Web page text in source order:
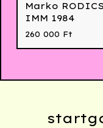
Marko
IMM 1984
260 000 Ft